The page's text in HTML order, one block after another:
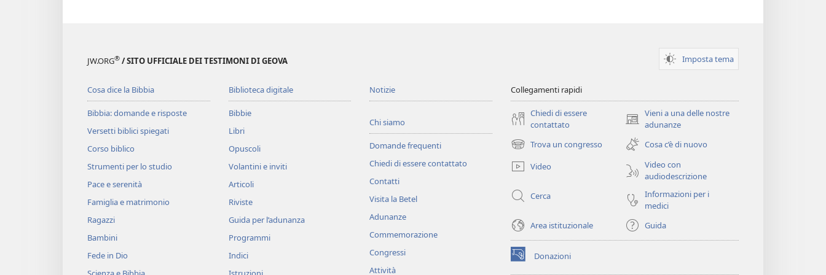
JW.ORG® / SITO UFFICIALE DEI TESTIMONI DI GEOVA Imposta tema
Cosa dice la Bibbia
Bibbia: domande e risposte
Versetti biblici spiegati
Corso biblico
Strumenti per lo studio
Pace e serenità
Famiglia e matrimonio
Ragazzi
Bambini
Fede in Dio
Biblioteca digitale
Bibbie
Libri
Opuscoli
Volantini e inviti
Articoli
Riviste
Guida per l’adunanza
Programmi
Indici
Notizie
Chi siamo
Domande frequenti
Chiedi di essere contattato
Contatti
Visita la Betel
Adunanze
Commemorazione
Congressi
Attività
Collegamenti rapidi
Chiedi di essere
contattato
Vieni a una delle nostre
adunanze
(apre
una
nuova
finestra)
Trova un congresso
(apre
una
nuova
Cosa c’è di nuovo
Video
Video con
audiodescrizione
Cerca
Informazioni per i
medici
Area istituzionale
Guida
Donazioni
(apre